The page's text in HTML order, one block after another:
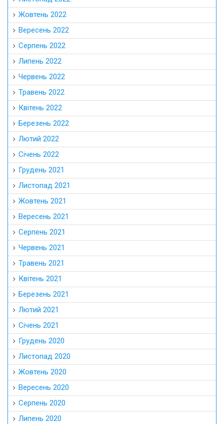
Жовтень 2022
Вересень 2022
Серпень 2022
Липень 2022
Червень 2022
Травень 2022
Квітень 2022
Березень 2022
Лютий 2022
Січень 2022
Грудень 2021
Листопад 2021
Жовтень 2021
Вересень 2021
Серпень 2021
Червень 2021
Травень 2021
Квітень 2021
Березень 2021
Лютий 2021
Січень 2021
Грудень 2020
Листопад 2020
Жовтень 2020
Вересень 2020
Серпень 2020
Липень 2020